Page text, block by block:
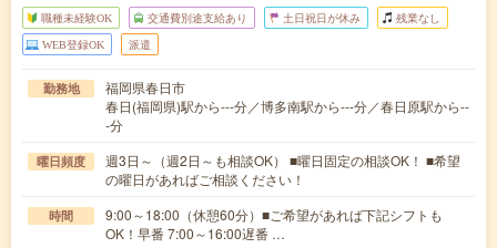
職種未経験OK 交通費別途支給あり 土日祝日が休み 残業なし
WEB登録OK 派遣
勤務地
福岡県春日市
春日(福岡県)駅から---分／博多南駅から---分／春日原駅から--
-分
曜日頻度
週3日～（週2日～も相談OK） ■曜日固定の相談OK！ ■希望
の曜日があればご相談ください！
時間
9:00～18:00（休憩60分）■ご希望があれば下記シフトも
OK！早番 7:00～16:00遅番 …